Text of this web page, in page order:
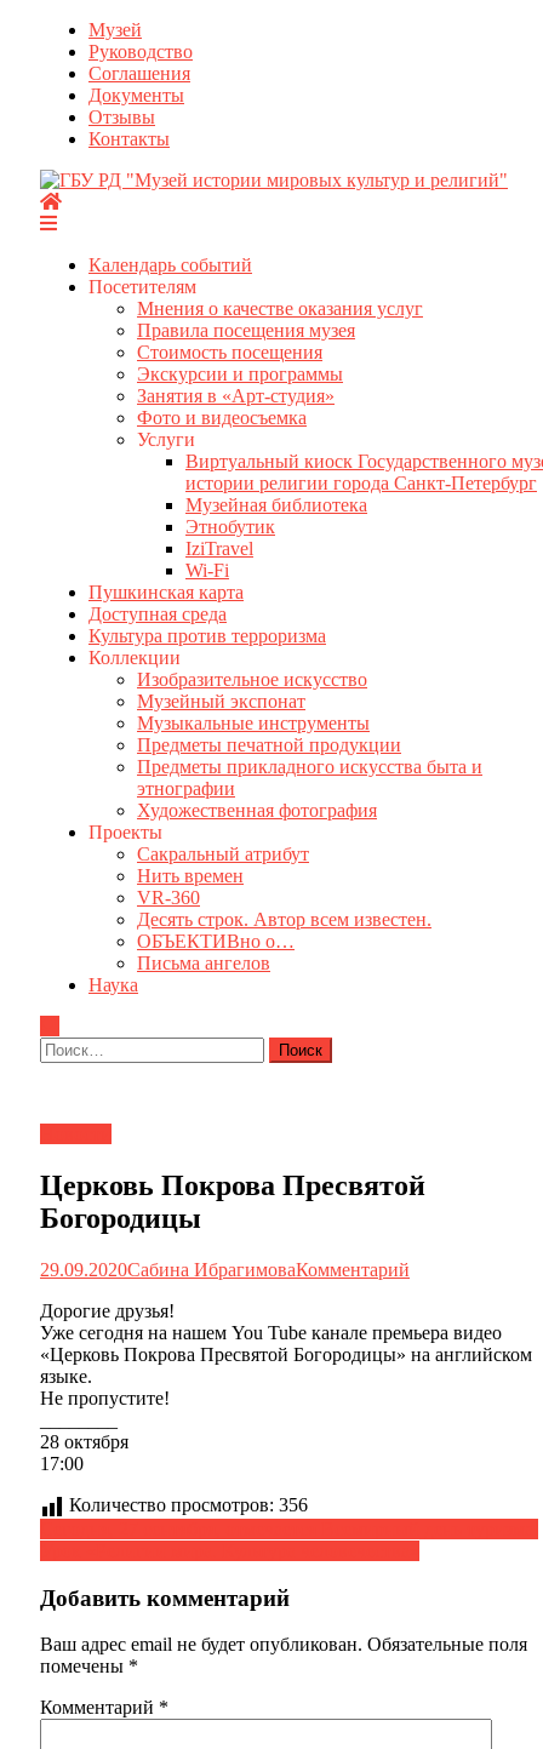
Перейти
содержимому
Музей
Руководство
Соглашения
Документы
Отзывы
Контакты
Календарь событий
Посетителям
Мнения о качестве оказания услуг
Правила посещения музея
Стоимость посещения
Экскурсии и программы
Занятия в «Арт-студия»
Фото и видеосъемка
Услуги
Виртуальный киоск Государственного
истории религии города Санкт-Петербург
Музейная библиотека
Этнобутик
IziTravel
Wi-Fi
Пушкинская карта
Доступная среда
Культура против терроризма
Коллекции
Изобразительное искусство
Музейный экспонат
Музыкальные инструменты
Предметы печатной продукции
Предметы прикладного искусства быта и
этнографии
Художественная фотография
Проекты
Сакральный атрибут
Нить времен
VR-360
Десять строк. Автор всем известен.
ОБЪЕКТИВно о…
Письма ангелов
Наука
Найти:
Церковь Покрова Пресвятой
Богородицы
29.09.2020Сабина ИбрагимоваКомментарий
Дорогие друзья!
Уже сегодня на нашем You Tube канале премьера видео
«Церковь Покрова Пресвятой Богородицы» на английском
языке.
Не пропустите!
28 октября
17:00
Количество просмотров: 356
Навигация
по
записям
Добавить комментарий
Ваш адрес email не будет опубликован. Обязательные поля
помечены *
Комментарий *